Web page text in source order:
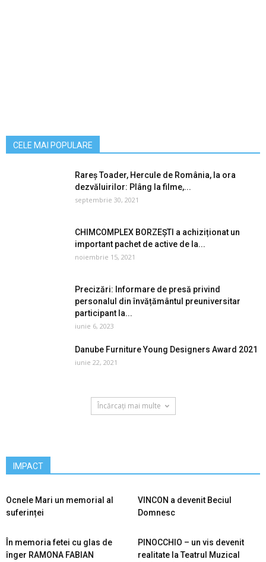
CELE MAI POPULARE
Rareș Toader, Hercule de România, la ora
dezvăluirilor: Plâng la filme,...
septembrie 30, 2021
CHIMCOMPLEX BORZEȘTI a achiziționat un
important pachet de active de la...
noiembrie 15, 2021
Precizări: Informare de presă privind
personalul din învățământul preuniversitar
participant la...
iunie 6, 2023
Danube Furniture Young Designers Award 2021
iunie 22, 2021
Încărcați mai multe
IMPACT
Ocnele Mari un memorial al
suferinței
VINCON a devenit Beciul
Domnesc
În memoria fetei cu glas de
înger RAMONA FABIAN
PINOCCHIO – un vis devenit
realitate la Teatrul Muzical